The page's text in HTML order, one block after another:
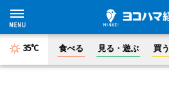
35°C 食べる 見る・遊ぶ 買う